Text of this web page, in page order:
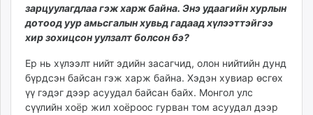
зарцуулагдлаа гэж харж байна. Энэ удаагийн хурлын
дотоод уур амьсгалын хувьд гадаад хүлээттэйгээ
хир зохицсон уулзалт болсон бэ?
Ер нь хүлээлт нийт эдийн засагчид, олон нийтийн дунд
бүрдсэн байсан гэж харж байна. Хэдэн хувиар өсгөх
үү гэдэг дээр асуудал байсан байх. Монгол улс
сүүлийн хоёр жил хоёроос гурван том асуудал дээр